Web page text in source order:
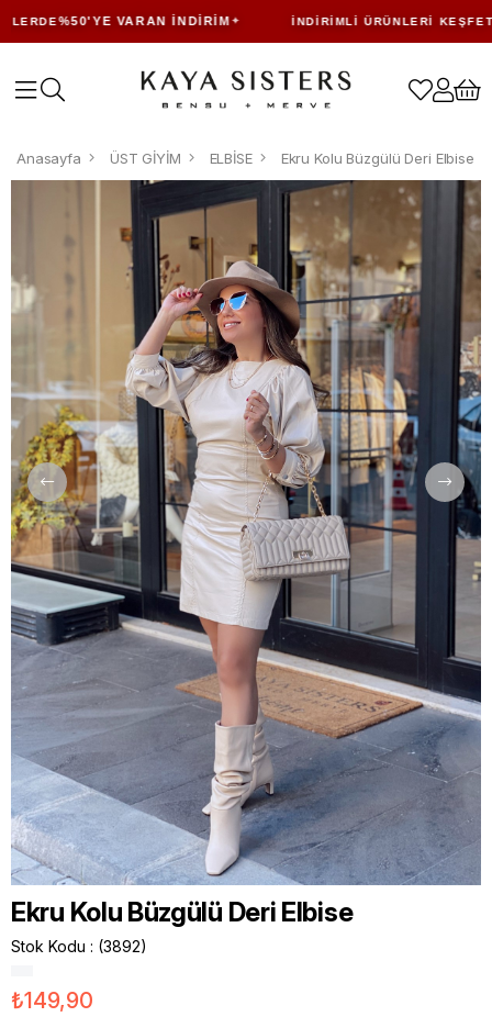
%50'YE VARAN İNDIRIM İNDIRIMLI ÜRÜNLERI KEŞFET
Anasayfa ÜST GİYİM ELBİSE Ekru Kolu Büzgülü Deri Elbise
Ekru Kolu Büzgülü Deri Elbise
Stok Kodu (3892)
₺149,90